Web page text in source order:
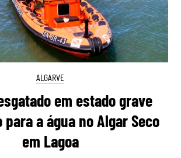
ALGARVE
em estado grave
a água no Algar Seco
em Lagoa